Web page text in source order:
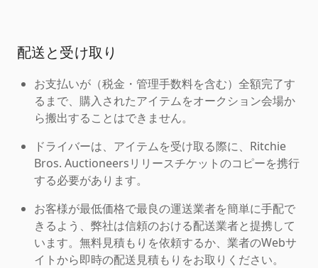
配送と受け取り
お支払いが（税金・管理手数料を含む）全額完了す
るまで、購入されたアイテムをオークション会場か
ら搬出することはできません。
ドライバーは、アイテムを受け取る際に、Ritchie
Bros. Auctioneersリリースチケットのコピーを携行
する必要があります。
お客様が最低価格で最良の運送業者を簡単に手配で
きるよう、弊社は信頼のおける配送業者と提携して
います。無料見積もりを依頼するか、業者のWebサ
イトから即時の配送見積もりをお取りください。